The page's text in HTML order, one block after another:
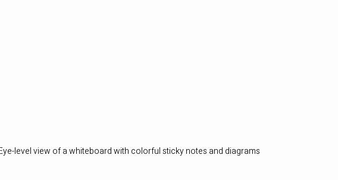
level view of a whiteboard with colorful sticky notes and diagrams